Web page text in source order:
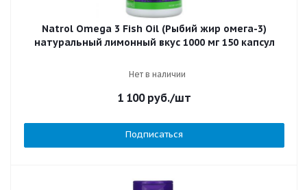
Natrol Omega 3 Fish Oil (Рыбий жир омега-3)
натуральный лимонный вкус 1000 мг 150 капсул
Нет в наличии
1 100руб./шт
Подписаться